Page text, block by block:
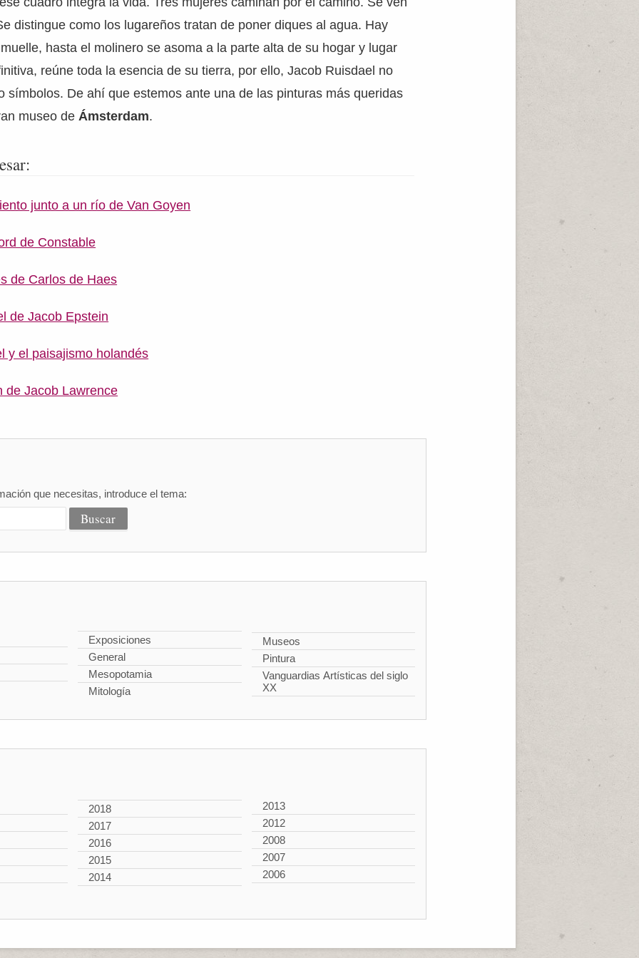
distingue como los lugareños tratan de poner diques al agua. Hay
hasta el molinero se asoma a la parte alta de su hogar y lugar
reúne toda la esencia de su tierra, por ello, Jacob Ruisdael no
símbolos. De ahí que estemos ante una de las pinturas más queridas
museo deÁmsterdam.
junto a un río de Van Goyen
de Constable
de Carlos de Haes
de Jacob Epstein
y el paisajismo holandés
de Jacob Lawrence
que necesitas, introduce el tema:
Exposiciones
General
Mesopotamia
Mitología
Museos
Pintura
Vanguardias Artísticas del siglo
XX
2018
2017
2016
2015
2014
2013
2012
2008
2007
2006